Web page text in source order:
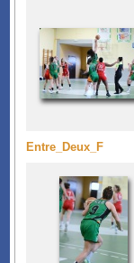
Entre_Deux_F